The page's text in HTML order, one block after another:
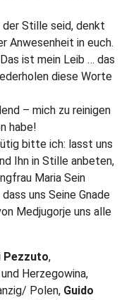
der Stille seid, denkt
Anwesenheit in euch.
ist mein Leib … das
diese Worte
– mich zu reinigen
habe!
bitte ich: lasst uns
Ihn in Stille anbeten,
Maria Sein
uns Seine Gnade
Medjugorje uns alle
Pezzuto,
Herzegowina,
Polen, Guido